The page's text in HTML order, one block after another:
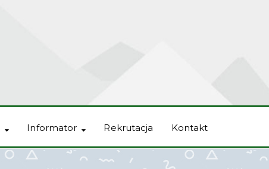
Informator Rekrutacja Kontakt